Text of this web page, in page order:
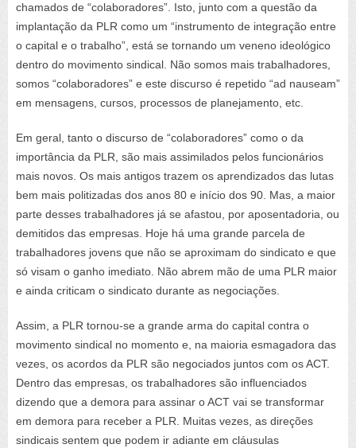
chamados de “colaboradores”. Isto, junto com a questão da
implantação da PLR como um “instrumento de integração entre
o capital e o trabalho”, está se tornando um veneno ideológico
dentro do movimento sindical. Não somos mais trabalhadores,
somos “colaboradores” e este discurso é repetido “ad nauseam”
em mensagens, cursos, processos de planejamento, etc.
Em geral, tanto o discurso de “colaboradores” como o da
importância da PLR, são mais assimilados pelos funcionários
mais novos. Os mais antigos trazem os aprendizados das lutas
bem mais politizadas dos anos 80 e início dos 90. Mas, a maior
parte desses trabalhadores já se afastou, por aposentadoria, ou
demitidos das empresas. Hoje há uma grande parcela de
trabalhadores jovens que não se aproximam do sindicato e que
só visam o ganho imediato. Não abrem mão de uma PLR maior
e ainda criticam o sindicato durante as negociações.
Assim, a PLR tornou-se a grande arma do capital contra o
movimento sindical no momento e, na maioria esmagadora das
vezes, os acordos da PLR são negociados juntos com os ACT.
Dentro das empresas, os trabalhadores são influenciados
dizendo que a demora para assinar o ACT vai se transformar
em demora para receber a PLR. Muitas vezes, as direções
sindicais sentem que podem ir adiante em cláusulas